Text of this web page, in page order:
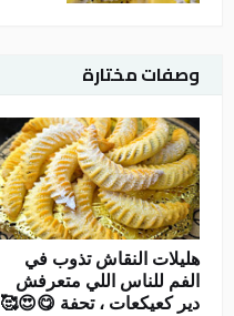
وصفات مختارة
هليلات النقاش تذوب في
الفم للناس اللي متعرفش
دير كعيكعات ، تحفة 😋😍🥰